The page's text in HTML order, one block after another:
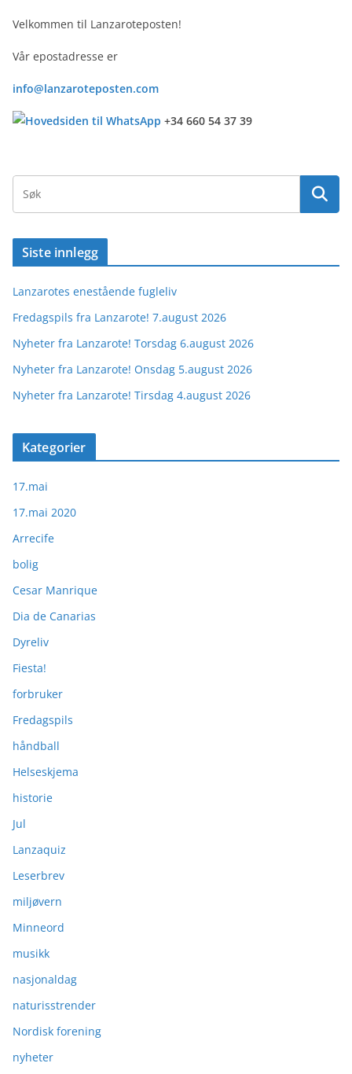
Velkommen til Lanzaroteposten!
Vår epostadresse er
info@lanzaroteposten.com
+34 660 54 37 39
Siste innlegg
Lanzarotes enestående fugleliv
Fredagspils fra Lanzarote! 7.august 2026
Nyheter fra Lanzarote! Torsdag 6.august 2026
Nyheter fra Lanzarote! Onsdag 5.august 2026
Nyheter fra Lanzarote! Tirsdag 4.august 2026
Kategorier
17.mai
17.mai 2020
Arrecife
bolig
Cesar Manrique
Dia de Canarias
Dyreliv
Fiesta!
forbruker
Fredagspils
håndball
Helseskjema
historie
Jul
Lanzaquiz
Leserbrev
miljøvern
Minneord
musikk
nasjonaldag
naturisstrender
Nordisk forening
nyheter